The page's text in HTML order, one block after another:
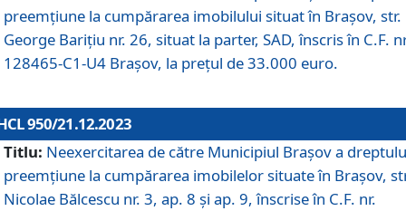
preemțiune la cumpărarea imobilului situat în Brașov, str.
George Barițiu nr. 26, situat la parter, SAD, înscris în C.F.
128465-C1-U4 Brașov, la prețul de 33.000 euro.
950/21.12.2023
Titlu: Neexercitarea de către Municipiul Brașov a
preemțiune la cumpărarea imobilelor situate în Brașov,
Nicolae Bălcescu nr. 3, ap. 8 și ap. 9, înscrise în C.F. nr.